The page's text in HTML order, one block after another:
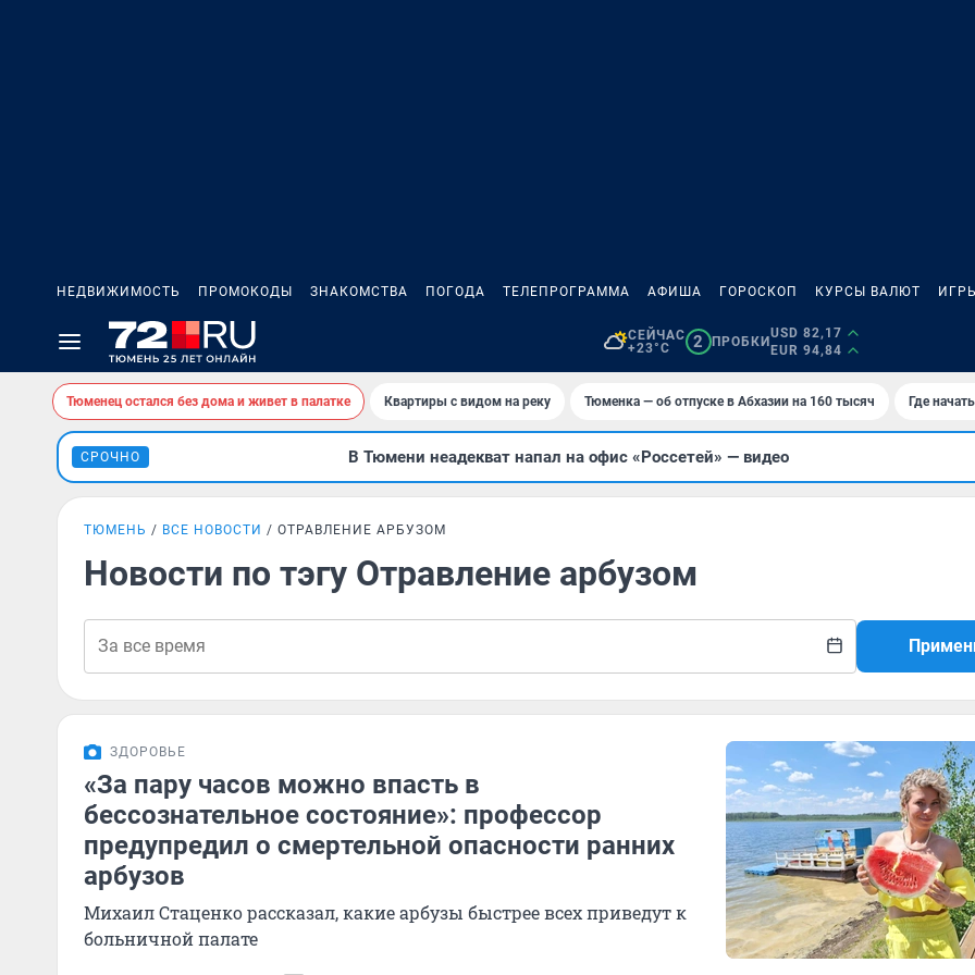
НЕДВИЖИМОСТЬ ПРОМОКОДЫ ЗНАКОМСТВА ПОГОДА ТЕЛЕПРОГРАММА АФИША ГОРОСКОП КУРСЫ ВАЛЮТ
СЕЙЧАС
+23°C
2 ПРОБКИ
USD 82,17
EUR 94,84
Тюменец остался без дома и живет в палатке Квартиры с видом на реку Тюменка — об отпуске в Абхазии на 160 тысяч Где
СРОЧНО В Тюмени неадекват напал на офис «Россетей» — видео
ТЮМЕНЬ ВСЕ НОВОСТИ ОТРАВЛЕНИЕ АРБУЗОМ
Новости по тэгу Отравление арбузом
ЗДОРОВЬЕ
«За пару часов можно впасть в
бессознательное состояние»: профессор
предупредил о смертельной опасности ранних
арбузов
Михаил Стаценко рассказал, какие арбузы быстрее всех приведут к
больничной палате